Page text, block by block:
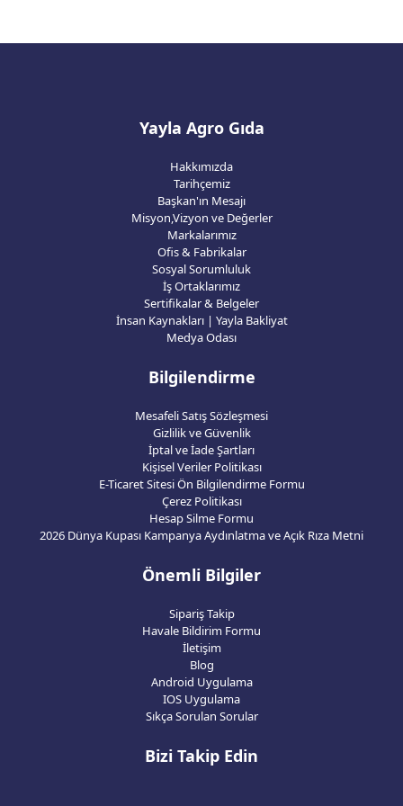
Yayla Agro Gıda
Hakkımızda
Tarihçemiz
Başkan'ın Mesajı
Misyon,Vizyon ve Değerler
Markalarımız
Ofis & Fabrikalar
Sosyal Sorumluluk
İş Ortaklarımız
Sertifikalar & Belgeler
İnsan Kaynakları | Yayla Bakliyat
Medya Odası
Bilgilendirme
Mesafeli Satış Sözleşmesi
Gizlilik ve Güvenlik
İptal ve İade Şartları
Kişisel Veriler Politikası
E-Ticaret Sitesi Ön Bilgilendirme Formu
Çerez Politikası
Hesap Silme Formu
2026 Dünya Kupası Kampanya Aydınlatma ve Açık Rıza Metni
Önemli Bilgiler
Sipariş Takip
Havale Bildirim Formu
İletişim
Blog
Android Uygulama
IOS Uygulama
Sıkça Sorulan Sorular
Bizi Takip Edin